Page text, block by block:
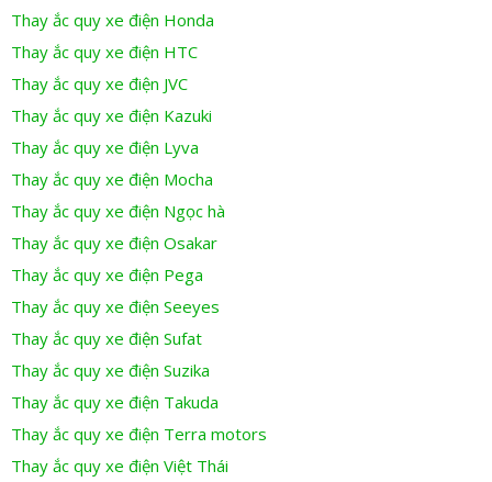
Thay ắc quy xe điện Honda
Thay ắc quy xe điện HTC
Thay ắc quy xe điện JVC
Thay ắc quy xe điện Kazuki
Thay ắc quy xe điện Lyva
Thay ắc quy xe điện Mocha
Thay ắc quy xe điện Ngọc hà
Thay ắc quy xe điện Osakar
Thay ắc quy xe điện Pega
Thay ắc quy xe điện Seeyes
Thay ắc quy xe điện Sufat
Thay ắc quy xe điện Suzika
Thay ắc quy xe điện Takuda
Thay ắc quy xe điện Terra motors
Thay ắc quy xe điện Việt Thái